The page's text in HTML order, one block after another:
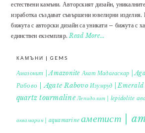
естествени камъни. Авторският дизайн,
изработка създават съвършени ювелирни изделия.
бижута с авторски дизайн са уникати – бижута с
единствен екземпляр.Read More…
КАМЪНИ | GEMS
Амазонит | Amazonite Ахат Мадагаскар |
Рабово | Agate Rabovo Изумруд | Emerald
quartz tourmaline Лепидолит | lepidolite
аквамарин | aquamarine аметист |